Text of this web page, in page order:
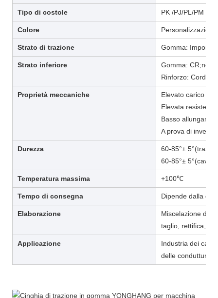
Tipo di costole PK /PJ/PL/PM
Colore
Strato di trazione Gomma:
Strato inferiore
Gomma:
Rinforzo: Corda
Proprietà meccaniche
Elevato carico di
Elevata
Basso
A prova di
Durezza
60-85°±
60-85°± 5°(cavo
Temperatura massima +100℃
Tempo di consegna Dipende dalla
Elaborazione
Miscelazione
taglio, rettifica,
Applicazione
Industria dei cavi,
delle condutture,